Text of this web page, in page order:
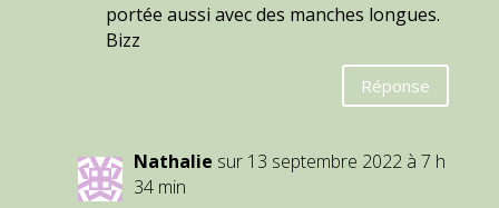
portée aussi avec des manches longues.
Bizz
Réponse
Nathalie sur 13 septembre 2022 à 7 h
34 min